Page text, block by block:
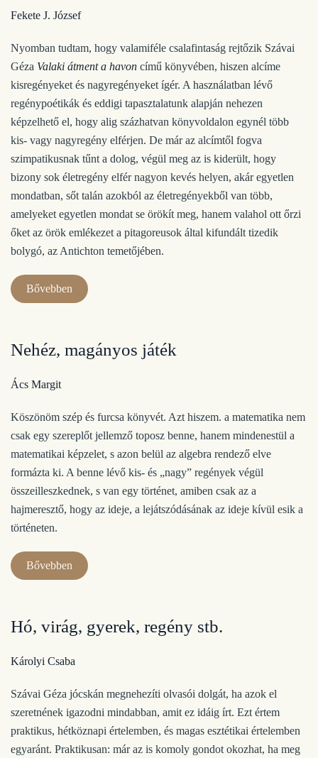
Fekete J. József
Nyomban tudtam, hogy valamiféle csalafintaság rejtőzik Szávai
Géza Valaki átment a havon című könyvében, hiszen alcíme
kisregényeket és nagyregényeket ígér. A használatban lévő
regénypoétikák és eddigi tapasztalatunk alapján nehezen
képzelhető el, hogy alig százhatvan könyvoldalon egynél több
kis- vagy nagyregény elférjen. De már az alcímtől fogva
szimpatikusnak tűnt a dolog, végül meg az is kiderült, hogy
bizony sok életregény elfér nagyon kevés helyen, akár egyetlen
mondatban, sőt talán azokból az életregényekből van több,
amelyeket egyetlen mondat se örökít meg, hanem valahol ott őrzi
őket az örök emlékezet a pitagoreusok által kifundált tizedik
bolygó, az Antichton temetőjében.
Bővebben
Nehéz, magányos játék
Ács Margit
Köszönöm szép és furcsa könyvét. Azt hiszem. a matematika nem
csak egy szereplőt jellemző toposz benne, hanem mindenestül a
matematikai képzelet, s azon belül az algebra rendező elve
formázta ki. A benne lévő kis- és „nagy” regények végül
összeilleszkednek, s van egy történet, amiben csak az a
hajmeresztő, hogy az ideje, a lejátszódásának az ideje kívül esik a
történeten.
Bővebben
Hó, virág, gyerek, regény stb.
Károlyi Csaba
Szávai Géza jócskán megnehezíti olvasói dolgát, ha azok el
szeretnének igazodni mindabban, amit ez idáig írt. Ezt értem
praktikus, hétköznapi értelemben, és magas esztétikai értelemben
egyaránt. Praktikusan: már az is komoly gondot okozhat, ha meg